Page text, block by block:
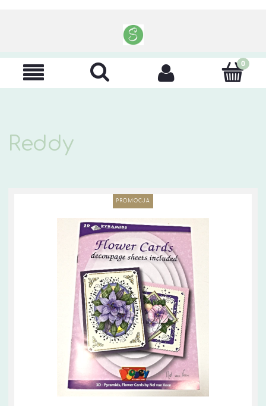
Reddy
PROMOCJA